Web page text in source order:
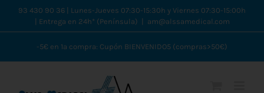
Saltar93 430 90 36 | Lunes-Jueves 07:30-15:30h y Viernes 07:30-15:00h
| Entrega en 24h* (Península)
am@alssamedical.com
-5€ en 1ª compra: Cupón BIENVENIDO5 (compras>50€)